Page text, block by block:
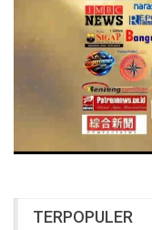
TERPOPULER